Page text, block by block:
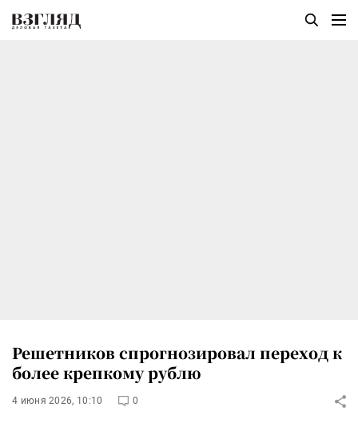
Решетников спрогнозировал переход к
более крепкому рублю
4 июня 2026, 10:10 0